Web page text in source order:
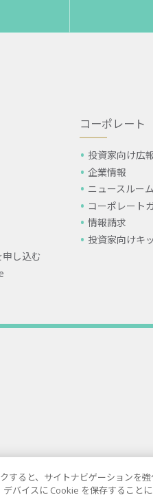
し込む
コーポレート
投資家向け広
企業情報
ニュースルーム
コーポレート
情報請求
投資家向けキ
すると、サイトナビゲーションを
バイスに Cookie を保存することに